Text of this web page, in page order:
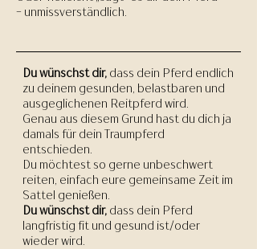
- unmissverständlich.
Du wünschst dir, dass dein Pferd endlich
zu deinem gesunden, belastbaren und
ausgeglichenen Reitpferd wird.
Genau aus diesem Grund hast du dich ja
damals für dein Traumpferd
entschieden.
Du möchtest so gerne unbeschwert
reiten, einfach eure gemeinsame Zeit im
Sattel genießen.
Du wünschst dir, dass dein Pferd
langfristig fit und gesund ist/oder
wieder wird.